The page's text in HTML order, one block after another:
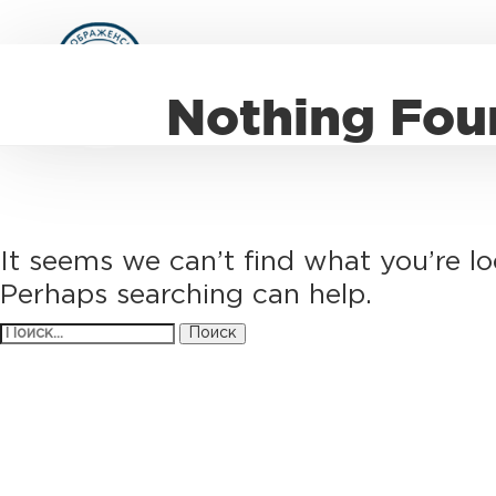
Nothing
It seems we can’t find what you’re
Perhaps searching can help.
Найти: